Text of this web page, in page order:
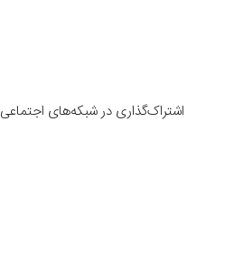
اشتراک‌گذاری در شبکه‌های اجتماعی